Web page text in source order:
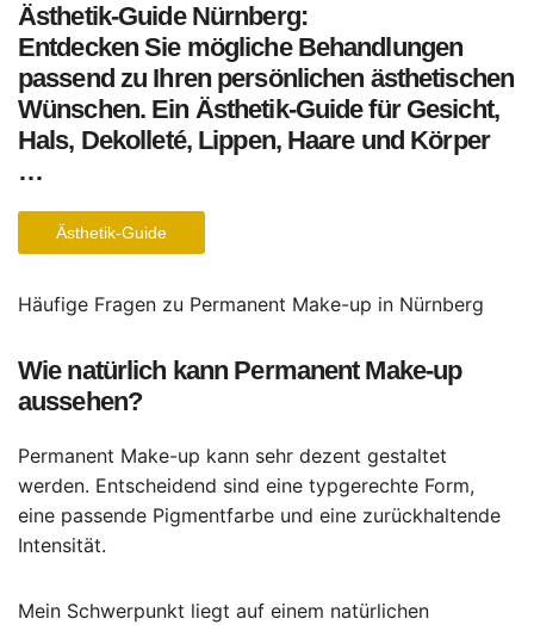
Ästhetik-Guide Nürnberg:
Entdecken Sie mögliche Behandlungen
passend zu Ihren persönlichen ästhetischen
Wünschen. Ein Ästhetik-Guide für Gesicht,
Hals, Dekolleté, Lippen, Haare und Körper
…
Ästhetik-Guide
Häufige Fragen zu Permanent Make-up in Nürnberg
Wie natürlich kann Permanent Make-up
aussehen?
Permanent Make-up kann sehr dezent gestaltet
werden. Entscheidend sind eine typgerechte Form,
eine passende Pigmentfarbe und eine zurückhaltende
Intensität.
Mein Schwerpunkt liegt auf einem natürlichen